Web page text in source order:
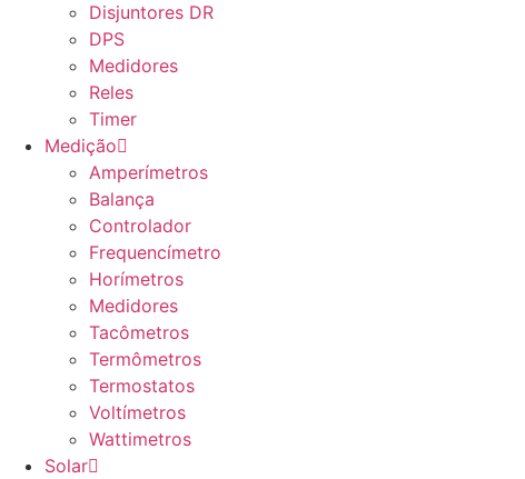
Disjuntores DR
DPS
Medidores
Reles
Timer
Medição
Amperímetros
Balança
Controlador
Frequencímetro
Horímetros
Medidores
Tacômetros
Termômetros
Termostatos
Voltímetros
Wattimetros
Solar